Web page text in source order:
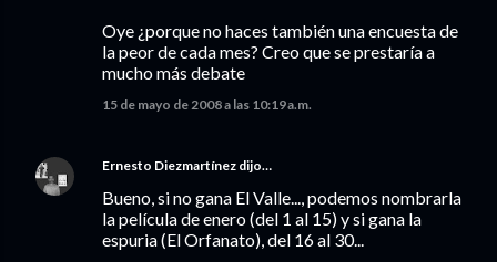
Oye ¿porque no haces también una encuesta de
la peor de cada mes? Creo que se prestaría a
mucho más debate
15 de mayo de 2008 a las 10:19 a.m.
Ernesto Diezmartínez dijo…
Bueno, si no gana El Valle..., podemos nombrarla
la película de enero (del 1 al 15) y si gana la
espuria (El Orfanato), del 16 al 30...